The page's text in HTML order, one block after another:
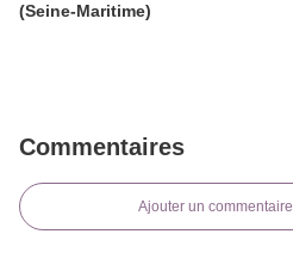
(Seine-Maritime)
Commentaires
Ajouter un commentaire